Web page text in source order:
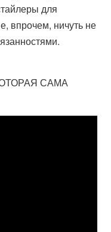
для
впрочем, ничуть не
САМА